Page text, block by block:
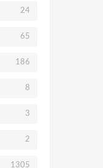
24
65
186
8
3
2
1305